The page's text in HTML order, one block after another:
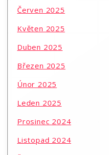
Červen 2025
Květen 2025
Duben 2025
Březen 2025
Únor 2025
Leden 2025
Prosinec 2024
Listopad 2024